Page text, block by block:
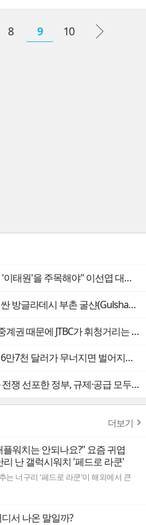
8 9 10
선엽 대표가 말하는 AI 시대 투자 성과를 가르는 지점들
촌 굴샨(Gulshan)의 극단적인 모습에 충격을 받다
권 때문에 JTBC가 휘청거리는 이유
7천 달러가 무너지면 벌어지는 일
포한 정부, 규제·공급 모두 실효성 의문
더보기
플워치는 안되나요?" 요즘 귀엽
리 난 갤럭시워치 '페드로 라쿤'
는 너구리 '페드로 라쿤'이 해외에서 큰
서 나온 말일까?